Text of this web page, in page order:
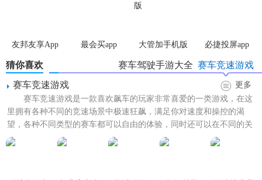
体验惊险的游戏比赛，任何限制性的驾驶玩法点燃你对汽车
顶级的引擎为你打造出流畅刺激的驾驶技术，尽情享受漂移
的快感
.通过前期简单的赛道比赛，解锁新的赛道，和更强的对手同
场较量
【超凡赛车真实狂飙趣味性】
友邦友享App 最会买app 大管加手机版 必捷投屏app
猜你喜欢 赛车竞速游戏
赛车驾驶手游大全
赛车竞速游戏
更多
赛车竞速游戏是一款喜欢飙车的玩家非常喜爱的一类游戏，在这
里拥有各种不同的竞速场景中极速狂飙，满足你对速度和操控的渴
望，各种不同类型的赛车都可以自由的体验，同时还可以在不同的关
卡中自由的解锁，喜欢赛车竞...